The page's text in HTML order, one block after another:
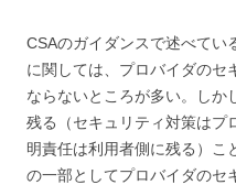
CSAのガイダンスで述べてい
に関しては、プロバイダのセ
ならないところが多い。しか
残る（セキュリティ対策はプ
明責任は利用者側に残る）こ
の一部としてプロバイダのセ